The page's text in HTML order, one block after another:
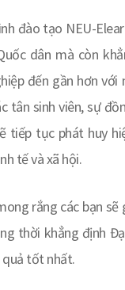
đào tạo NEU-
dân mà còn
đến gần hơn với
tân sinh viên, sự
tiếp tục phát huy
tế và xã hội.
rắng các bạn
thời khẳng định
quả tốt nhất.